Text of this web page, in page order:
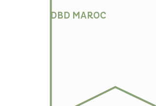
DBD MAROC